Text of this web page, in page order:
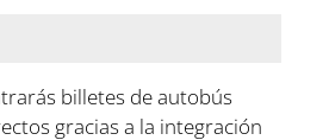
billetes de autobús
gracias a la integración